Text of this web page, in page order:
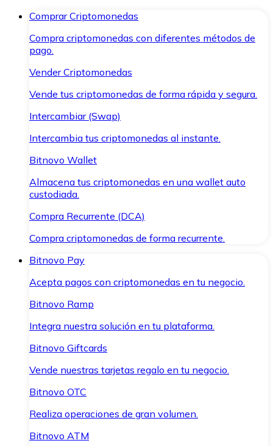
Comprar Criptomonedas
Compra criptomonedas con diferentes métodos de
pago.
Vender Criptomonedas
Vende tus criptomonedas de forma rápida y segura.
Intercambiar (Swap)
Intercambia tus criptomonedas al instante.
Bitnovo Wallet
Almacena tus criptomonedas en una wallet auto
custodiada.
Compra Recurrente (DCA)
Compra criptomonedas de forma recurrente.
Bitnovo Pay
Acepta pagos con criptomonedas en tu negocio.
Bitnovo Ramp
Integra nuestra solución en tu plataforma.
Bitnovo Giftcards
Vende nuestras tarjetas regalo en tu negocio.
Bitnovo OTC
Realiza operaciones de gran volumen.
Bitnovo ATM